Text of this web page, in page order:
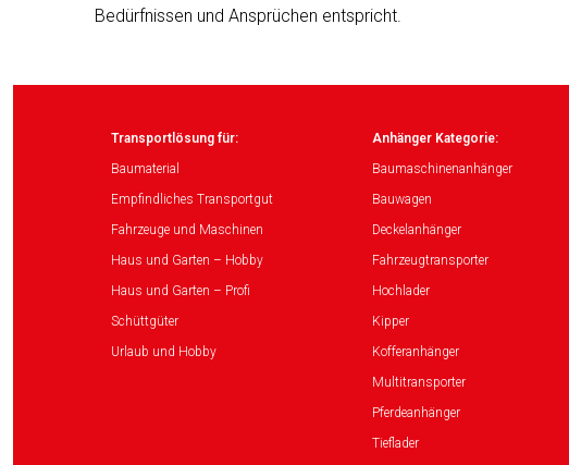
Bedürfnissen und Ansprüchen entspricht.
Transportlösung für:
Baumaterial
Empfindliches Transportgut
Fahrzeuge und Maschinen
Haus und Garten – Hobby
Haus und Garten – Profi
Schüttgüter
Urlaub und Hobby
Anhänger Kategorie:
Baumaschinenanhänger
Bauwagen
Deckelanhänger
Fahrzeugtransporter
Hochlader
Kipper
Kofferanhänger
Multitransporter
Pferdeanhänger
Tieflader